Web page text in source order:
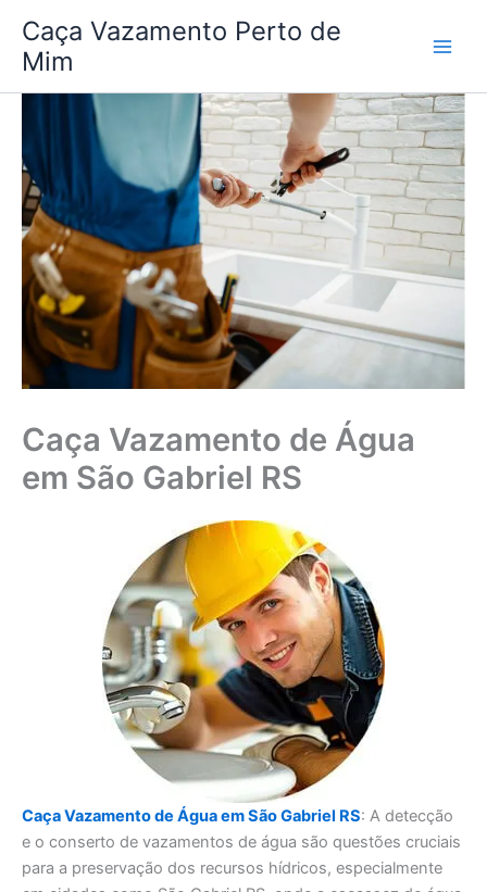
para
conteúdo
Caça Vazamento Perto de
Mim
Caça Vazamento de Água
em São Gabriel RS
Caça Vazamento de Água em São Gabriel RS: A detecção
e o conserto de vazamentos de água são questões cruciais
para a preservação dos recursos hídricos, especialmente